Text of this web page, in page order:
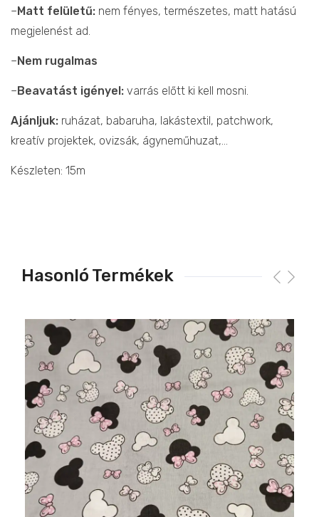
–Matt felületű: nem fényes, természetes, matt hatású
megjelenést ad.
–Nem rugalmas
–Beavatást igényel: varrás előtt ki kell mosni.
Ajánljuk: ruházat, babaruha, lakástextil, patchwork,
kreatív projektek, ovizsák, ágyneműhuzat,…
Készleten: 15m
Hasonló Termékek